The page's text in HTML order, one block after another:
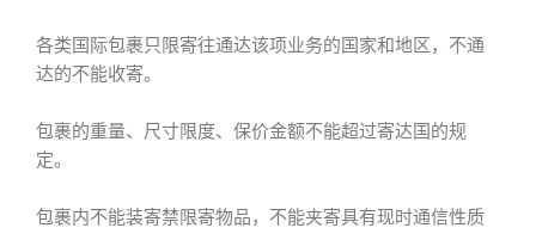
各类国际包裹只限寄往通达该项业务的国家和地区，不通
达的不能收寄。
包裹的重量、尺寸限度、保价金额不能超过寄达国的规
定。
包裹内不能装寄禁限寄物品，不能夹寄具有现时通信性质